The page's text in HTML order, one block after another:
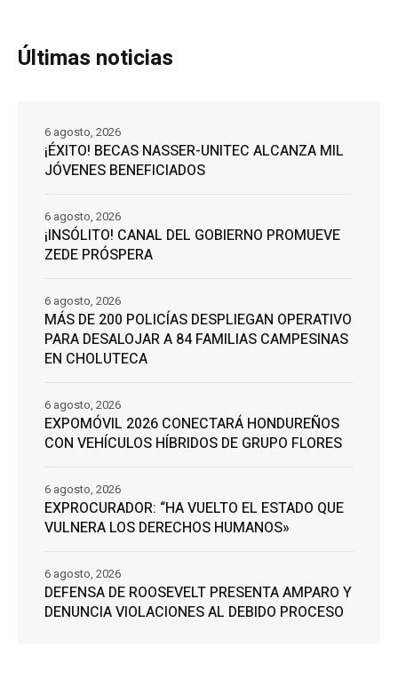
Últimas noticias
¡ÉXITO! BECAS NASSER-UNITEC ALCANZA MIL
JÓVENES BENEFICIADOS
6 agosto, 2026
¡INSÓLITO! CANAL DEL GOBIERNO PROMUEVE
ZEDE PRÓSPERA
6 agosto, 2026
MÁS DE 200 POLICÍAS DESPLIEGAN OPERATIVO
PARA DESALOJAR A 84 FAMILIAS CAMPESINAS
EN CHOLUTECA
6 agosto, 2026
EXPOMÓVIL 2026 CONECTARÁ HONDUREÑOS
CON VEHÍCULOS HÍBRIDOS DE GRUPO FLORES
6 agosto, 2026
EXPROCURADOR: “HA VUELTO EL ESTADO QUE
VULNERA LOS DERECHOS HUMANOS»
6 agosto, 2026
DEFENSA DE ROOSEVELT PRESENTA AMPARO Y
DENUNCIA VIOLACIONES AL DEBIDO PROCESO
6 agosto, 2026